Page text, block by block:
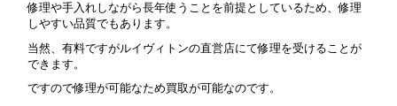
修理や手入れしながら長年使うことを前提としているため、修理
しやすい品質でもあります。
当然、有料ですがルイヴィトンの直営店にて修理を受けることが
できます。
ですので修理が可能なため買取が可能なのです。